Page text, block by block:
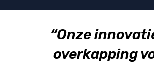
“Onze
overkapping